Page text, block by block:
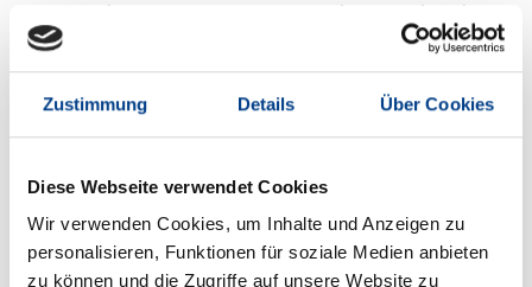
Zustimmung Details Über Cookies
Diese Webseite verwendet Cookies
Wir verwenden Cookies, um Inhalte und Anzeigen zu
personalisieren, Funktionen für soziale Medien anbieten
zu können und die Zugriffe auf unsere Website zu
Landsmann Franz-Josef Rehrl. Dritter wurde diesmal
Kristjan Ilves, der es damit nach seinem zweiten Platz
am Samstag auch zwei Mal auf das Klingenthaler
bevor sich der Österreicher in der letzten Runde
überquerte. Damit sicherte er sich auch die Führung
im Gesamt-Weltcup. Ilves fing Rehrl im Sprint noch